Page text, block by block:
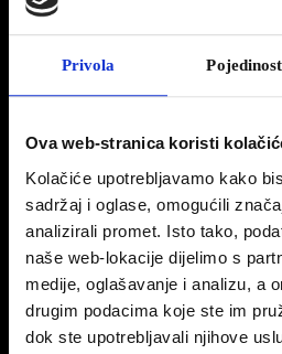
Privola
Ova web-stranica koristi
Kolačiće upotrebljavamo kako
sadržaj i oglase, omogućili
analizirali promet. Isto tako,
naše web-lokacije dijelimo s
medije, oglašavanje i analizu, a
drugim podacima koje ste im
dok ste upotrebljavali njihove
Set razvoda za
Peugeot
Od 05.02.024. odobravamo 30% popusta na set
Lanac razvoda
Razno remenje
Razni natezači